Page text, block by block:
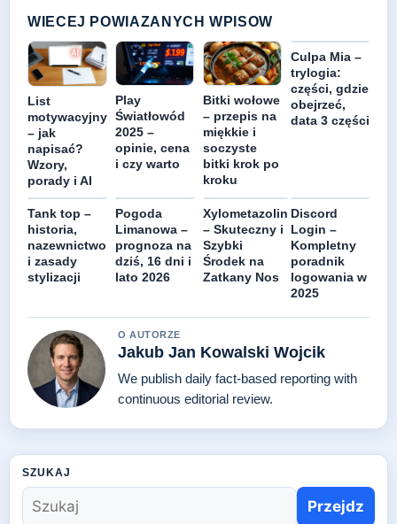
WIECEJ POWIAZANYCH WPISOW
List
motywacyjny
– jak
napisać?
Wzory,
porady i AI
Play
Światłowód
2025 –
opinie, cena
i czy warto
Bitki wołowe
– przepis na
miękkie i
soczyste
bitki krok po
kroku
Culpa Mia –
trylogia:
części, gdzie
obejrzeć,
data 3 części
Tank top –
historia,
nazewnictwo
i zasady
stylizacji
Pogoda
Limanowa –
prognoza na
dziś, 16 dni i
lato 2026
Xylometazolin
– Skuteczny i
Szybki
Środek na
Zatkany Nos
Discord
Login –
Kompletny
poradnik
logowania w
2025
O AUTORZE
Jakub Jan Kowalski Wojcik
We publish daily fact-based reporting with
continuous editorial review.
SZUKAJ
Przejdz